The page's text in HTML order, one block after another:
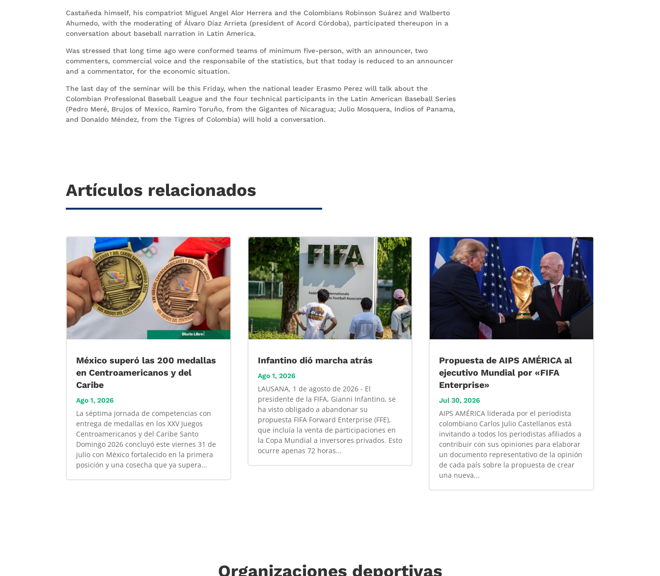
Castañeda himself, his compatriot Miguel Angel Alor Herrera and the Colombians Robinson Suárez and Walberto
Ahumedo, with the moderating of Álvaro Díaz Arrieta (president of Acord Córdoba), participated thereupon in a
conversation about baseball narration in Latin America.
Was stressed that long time ago were conformed teams of minimum five-person, with an announcer, two
commenters, commercial voice and the responsabile of the statistics, but that today is reduced to an announcer
and a commentator, for the economic situation.
The last day of the seminar will be this Friday, when the national leader Erasmo Perez will talk about the
Colombian Professional Baseball League and the four technical participants in the Latin American Baseball Series
(Pedro Meré, Brujos of Mexico, Ramiro Toruño, from the Gigantes of Nicaragua; Julio Mosquera, Indios of Panama,
and Donaldo Méndez, from the Tigres of Colombia) will hold a conversation.
Artículos relacionados
México superó las 200 medallas
en Centroamericanos y del
Caribe
Ago 1, 2026
La séptima jornada de competencias con
entrega de medallas en los XXV Juegos
Centroamericanos y del Caribe Santo
Domingo 2026 concluyó este viernes 31 de
julio con México fortalecido en la primera
posición y una cosecha que ya supera...
Infantino dió marcha atrás
Ago 1, 2026
LAUSANA, 1 de agosto de 2026 - El
presidente de la FIFA, Gianni Infantino, se
ha visto obligado a abandonar su
propuesta FIFA Forward Enterprise (FFE),
que incluía la venta de participaciones en
la Copa Mundial a inversores privados. Esto
ocurre apenas 72 horas...
Propuesta de AIPS AMÉRICA al
ejecutivo Mundial por «FIFA
Enterprise»
Jul 30, 2026
AIPS AMÉRICA liderada por el periodista
colombiano Carlos Julio Castellanos está
invitando a todos los periodistas afiliados a
contribuir con sus opiniones para elaborar
un documento representativo de la opinión
de cada país sobre la propuesta de crear
una nueva...
Organizaciones deportivas